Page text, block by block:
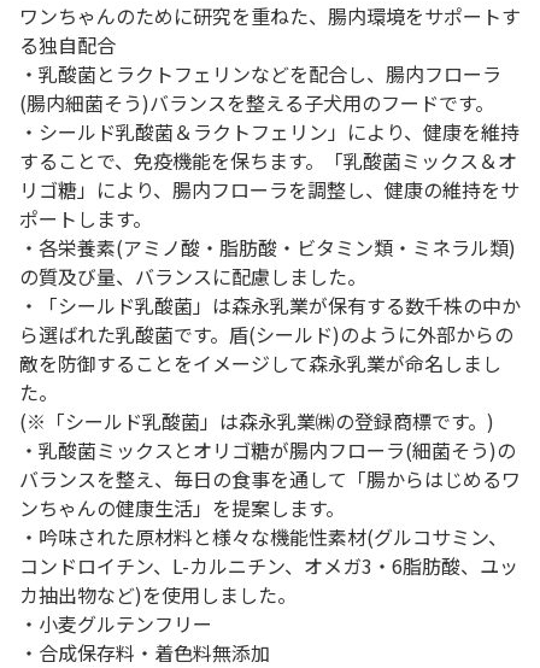
ワンちゃんのために研究を重ねた、腸内環境をサポートす
る独自配合
・乳酸菌とラクトフェリンなどを配合し、腸内フローラ
(腸内細菌そう)バランスを整える子犬用のフードです。
・シールド乳酸菌＆ラクトフェリン」により、健康を維持
することで、免疫機能を保ちます。「乳酸菌ミックス＆オ
リゴ糖」により、腸内フローラを調整し、健康の維持をサ
ポートします。
・各栄養素(アミノ酸・脂肪酸・ビタミン類・ミネラル類)
の質及び量、バランスに配慮しました。
・「シールド乳酸菌」は森永乳業が保有する数千株の中か
ら選ばれた乳酸菌です。盾(シールド)のように外部からの
敵を防御することをイメージして森永乳業が命名しまし
た。
(※「シールド乳酸菌」は森永乳業㈱の登録商標です。)
・乳酸菌ミックスとオリゴ糖が腸内フローラ(細菌そう)の
バランスを整え、毎日の食事を通して「腸からはじめるワ
ンちゃんの健康生活」を提案します。
・吟味された原材料と様々な機能性素材(グルコサミン、
コンドロイチン、L-カルニチン、オメガ3・6脂肪酸、ユッ
カ抽出物など)を使用しました。
・小麦グルテンフリー
・合成保存料・着色料無添加